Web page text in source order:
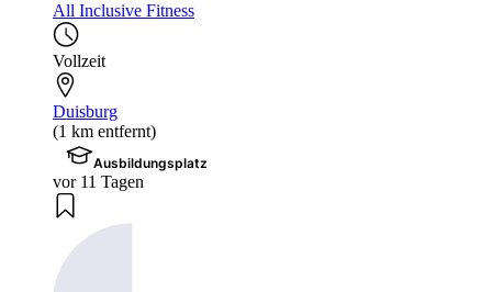
All Inclusive Fitness
Vollzeit
Duisburg
(1 km entfernt)
Ausbildungsplatz
vor 11 Tagen